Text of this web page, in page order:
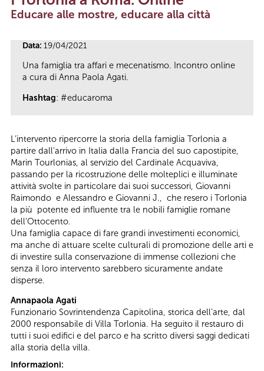
Educare alle mostre, educare alla città
Data: 19/04/2021
Una famiglia tra affari e mecenatismo. Incontro online
a cura di Anna Paola Agati.
Hashtag: #educaroma
L’intervento ripercorre la storia della famiglia Torlonia a
partire dall’arrivo in Italia dalla Francia del suo capostipite,
Marin Tourlonias, al servizio del Cardinale Acquaviva,
passando per la ricostruzione delle molteplici e illuminate
attività svolte in particolare dai suoi successori, Giovanni
Raimondo e Alessandro e Giovanni J., che resero i Torlonia
la più potente ed influente tra le nobili famiglie romane
dell’Ottocento.
Una famiglia capace di fare grandi investimenti economici,
ma anche di attuare scelte culturali di promozione delle arti e
di investire sulla conservazione di immense collezioni che
senza il loro intervento sarebbero sicuramente andate
disperse.
Annapaola Agati
Funzionario Sovrintendenza Capitolina, storica dell’arte, dal
2000 responsabile di Villa Torlonia. Ha seguito il restauro di
tutti i suoi edifici e del parco e ha scritto diversi saggi dedicati
alla storia della villa.
Informazioni: